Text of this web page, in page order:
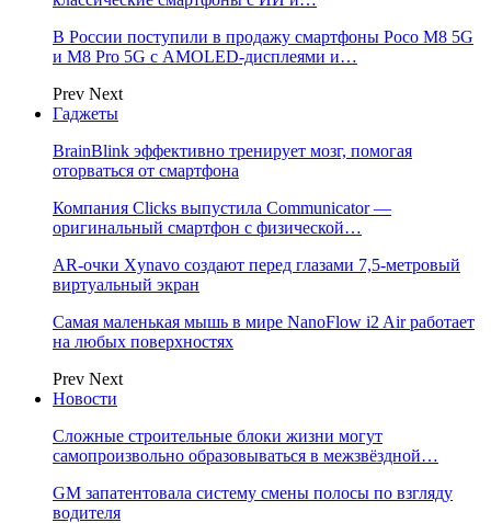
В России поступили в продажу смартфоны Poco M8 5G
и M8 Pro 5G с AMOLED-дисплеями и…
Prev Next
Гаджеты
BrainBlink эффективно тренирует мозг, помогая
оторваться от смартфона
Компания Clicks выпустила Communicator —
оригинальный смартфон с физической…
AR-очки Xynavo создают перед глазами 7,5-метровый
виртуальный экран
Самая маленькая мышь в мире NanoFlow i2 Air работает
на любых поверхностях
Prev Next
Новости
Сложные строительные блоки жизни могут
самопроизвольно образовываться в межзвёздной…
GM запатентовала систему смены полосы по взгляду
водителя